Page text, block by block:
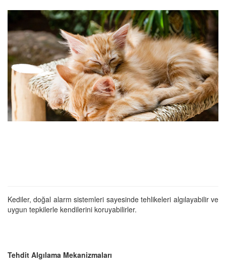
Kediler, doğal alarm sistemleri sayesinde tehlikeleri algılayabilir ve
uygun tepkilerle kendilerini koruyabilirler.
Tehdit Algılama Mekanizmaları